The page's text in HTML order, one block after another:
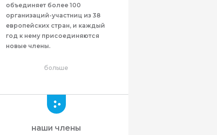
объединяет более 100
организаций-участниц из 38
европейских стран, и каждый
год к нему присоединяются
новые члены.
больше
наши члены